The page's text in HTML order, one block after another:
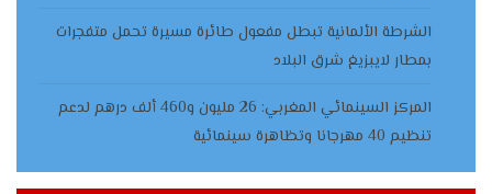
الشرطة الألمانية تبطل مفعول طائرة مسيرة تحمل متفجرات
بمطار لايبزيغ شرق البلاد
المركز السينمائي المغربي: 26 مليون و460 ألف درهم لدعم
تنظيم 40 مهرجانا وتظاهرة سينمائية